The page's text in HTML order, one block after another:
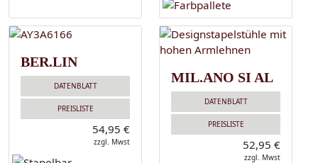
BER.LIN
DATENBLATT
PREISLISTE
54,95 €
zzgl. Mwst
MIL.ANO SI AL
DATENBLATT
PREISLISTE
52,95 €
zzgl. Mwst